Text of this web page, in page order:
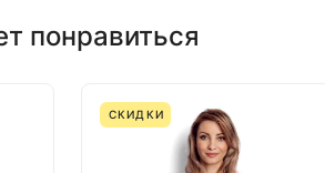
понравиться
СКИДКИ